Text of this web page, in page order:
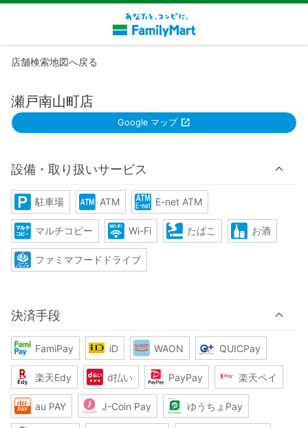
店舗検索地図へ戻る
瀬戸南山町店
Google マップ
設備・取り扱いサービス
駐車場 ATM E-net ATM
マルチコピー Wi-Fi たばこ お酒
ファミマフードドライブ
決済手段
FamiPay iD WAON QUICPay
楽天Edy d払い PayPay 楽天ペイ
au PAY J-Coin Pay ゆうちょPay